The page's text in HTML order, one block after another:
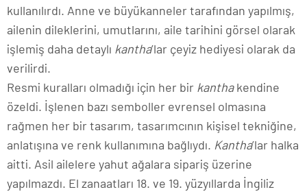
kullanılırdı. Anne ve büyükanneler tarafından yapılmış,
ailenin dileklerini, umutlarını, aile tarihini görsel olarak
işlemiş daha detaylı kantha’lar çeyiz hediyesi olarak da
verilirdi.
Resmi kuralları olmadığı için her bir kanthakendine
özeldi. İşlenen bazı semboller evrensel olmasına
rağmen her bir tasarım, tasarımcının kişisel tekniğine,
anlatışına ve renk kullanımına bağlıydı. Kantha’lar halka
aitti. Asil ailelere yahut ağalara sipariş üzerine
yapılmazdı. El zanaatları 18. ve 19. yüzyıllarda İngiliz